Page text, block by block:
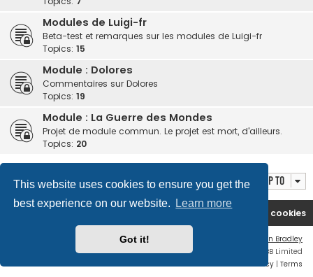
This website uses cookies to ensure you get the
best experience on our website.
Learn more
Got it!
Modules de Luigi-fr
Beta-test et remarques sur les modules de Luigi-fr
Topics: 15
Module : Dolores
Commentaires sur Dolores
Topics: 19
Module : La Guerre des Mondes
Projet de module commun. Le projet est mort, d'ailleurs.
Topics: 20
Jump to
Arcanum-fr Delete cookies
Ian Bradley
Powered byphpBB® Forum Software © phpBB Limited
Privacy | Terms